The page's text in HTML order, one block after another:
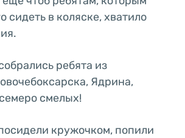
сидеть в коляске, хватило
ребята из
Ядрина,
смелых!
кружочком, попили